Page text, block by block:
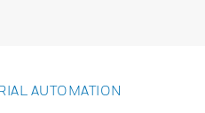
AUTOMATION